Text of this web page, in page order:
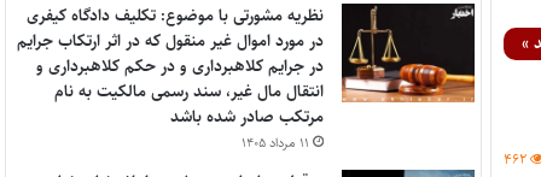
»
۴۶۲
نظریه مشورتی با موضوع: تکلیف دادگاه کیفری
در مورد اموال غیر منقول که در اثر ارتکاب جرایم
در جرایم کلاهبرداری و در حکم کلاهبرداری و
انتقال مال غیر، سند رسمی مالکیت به نام
مرتکب صادر شده باشد
۱۱ مرداد ۱۴۰۵